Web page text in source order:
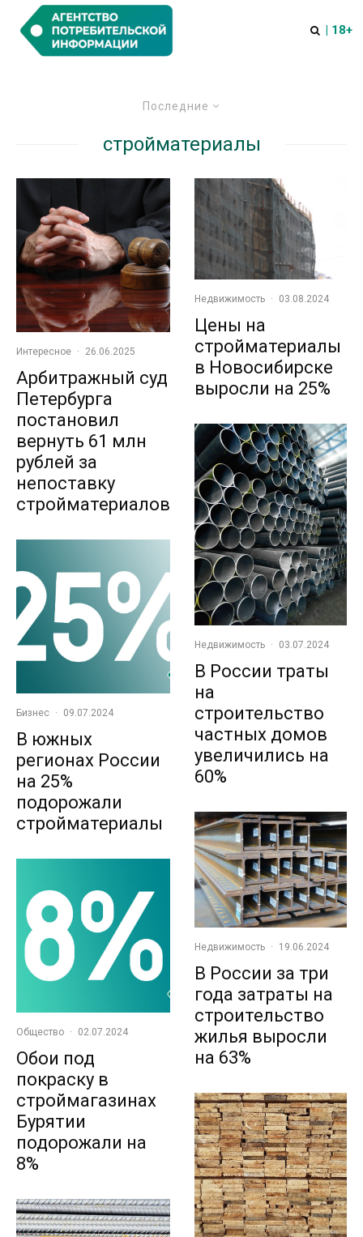
| 18+
Последние
стройматериалы
Интересное · 26.06.2025
Арбитражный суд
Петербурга
постановил
вернуть 61 млн
рублей за
непоставку
стройматериалов
Бизнес · 09.07.2024
В южных
регионах России
на 25%
подорожали
стройматериалы
Общество · 02.07.2024
Обои под
покраску в
строймагазинах
Бурятии
подорожали на
8%
Недвижимость · 03.08.2024
Цены на
стройматериалы
в Новосибирске
выросли на 25%
Недвижимость · 03.07.2024
В России траты
на
строительство
частных домов
увеличились на
60%
Недвижимость · 19.06.2024
В России за три
года затраты на
строительство
жилья выросли
на 63%